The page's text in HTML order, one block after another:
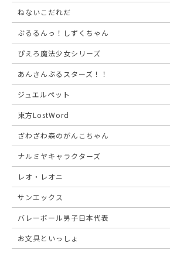
ねないこだれだ
ぷるるんっ！しずくちゃん
ぴえろ魔法少女シリーズ
あんさんぶるスターズ！！
ジュエルペット
東方LostWord
ざわざわ森のがんこちゃん
ナルミヤキャラクターズ
レオ・レオニ
サンエックス
バレーボール男子日本代表
お文具といっしょ